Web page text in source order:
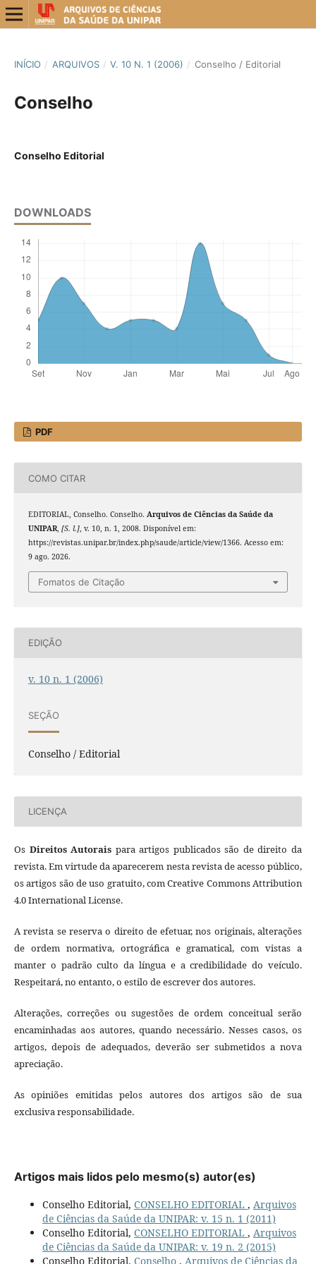
INÍCIO / ARQUIVOS / V. 10 N. 1 (2006) / Conselho / Editorial
Conselho
Conselho Editorial
DOWNLOADS
PDF
COMO CITAR
EDITORIAL, Conselho. Conselho. Arquivos de Ciências da Saúde da
UNIPAR, [S. l.], v. 10, n. 1, 2008. Disponível em:
https://revistas.unipar.br/index.php/saude/article/view/1366. Acesso em:
9 ago. 2026.
Fomatos de Citação
EDIÇÃO
v. 10 n. 1 (2006)
SEÇÃO
Conselho / Editorial
LICENÇA
Os Direitos Autorais para artigos publicados são de direito da
revista. Em virtude da aparecerem nesta revista de acesso público,
os artigos são de uso gratuito, com Creative Commons Attribution
4.0 International License.
A revista se reserva o direito de efetuar, nos originais, alterações
de ordem normativa, ortográfica e gramatical, com vistas a
manter o padrão culto da língua e a credibilidade do veículo.
Respeitará, no entanto, o estilo de escrever dos autores.
Alterações, correções ou sugestões de ordem conceitual serão
encaminhadas aos autores, quando necessário. Nesses casos, os
artigos, depois de adequados, deverão ser submetidos a nova
apreciação.
As opiniões emitidas pelos autores dos artigos são de sua
exclusiva responsabilidade.
Artigos mais lidos pelo mesmo(s) autor(es)
Conselho Editorial, CONSELHO EDITORIAL , Arquivos
de Ciências da Saúde da UNIPAR: v. 15 n. 1 (2011)
Conselho Editorial, CONSELHO EDITORIAL , Arquivos
de Ciências da Saúde da UNIPAR: v. 19 n. 2 (2015)
Conselho Editorial, Conselho , Arquivos de Ciências da